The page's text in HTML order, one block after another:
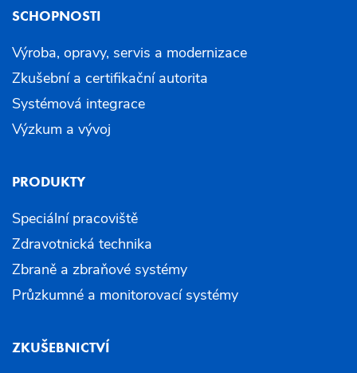
SCHOPNOSTI
Výroba, opravy, servis a modernizace
Zkušební a certifikační autorita
Systémová integrace
Výzkum a vývoj
PRODUKTY
Speciální pracoviště
Zdravotnická technika
Zbraně a zbraňové systémy
Průzkumné a monitorovací systémy
ZKUŠEBNICTVÍ